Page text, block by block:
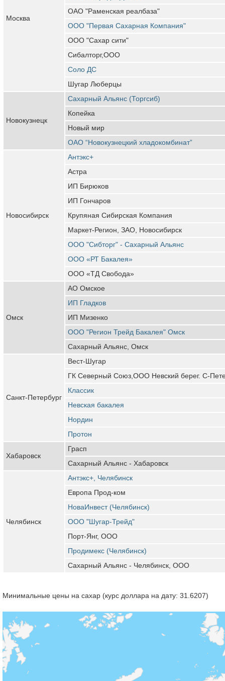
Москва
ОАО "Раменская реалбаза"
ООО "Первая Сахарная Компания"
ООО "Сахар сити"
Сибалторг,ООО
Соло ДС
Шугар Люберцы
Новокузнецк
Сахарный Альянс (Торгсиб)
Копейка
Новый мир
ОАО “Новокузнецкий хладокомбинат”
Новосибирск
Антэкс+
Астра
ИП Бирюков
ИП Гончаров
Крупяная Сибирская Компания
Маркет-Регион, ЗАО, Новосибирск
ООО "Сибторг" - Сахарный Альянс
ООО «РТ Бакалея»
ООО «ТД Свобода»
Омск
АО Омское
ИП Гладков
ИП Мизенко
ООО "Регион Трейд Бакалея" Омск
Сахарный Альянс, Омск
Санкт-Петербург
Вест-Шугар
ГК Северный Союз,ООО Невский берег. С-
Классик
Невская бакалея
Нордин
Протон
Хабаровск
Грасп
Сахарный Альянс - Хабаровск
Челябинск
Антэкс+, Челябинск
Европа Прод-ком
НоваИнвест (Челябинск)
ООО "Шугар-Трейд"
Порт-Янг, ООО
Продимекс (Челябинск)
Сахарный Альянс - Челябинск, ООО
Минимальные цены на сахар (курс доллара на дату: 31.6207)